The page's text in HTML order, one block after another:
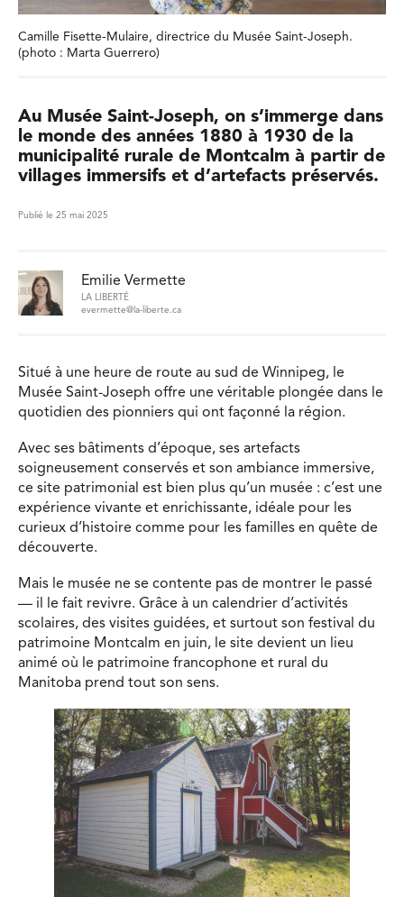
Camille Fisette-Mulaire, directrice du Musée Saint-Joseph.
(photo : Marta Guerrero)
Au Musée Saint-Joseph, on s’immerge dans
le monde des années 1880 à 1930 de la
municipalité rurale de Montcalm à partir de
villages immersifs et d’artefacts préservés.
Publié le 25 mai 2025
Emilie Vermette
LA LIBERTÉ
evermette@la-liberte.ca
Situé à une heure de route au sud de Winnipeg, le
Musée Saint-Joseph offre une véritable plongée dans le
quotidien des pionniers qui ont façonné la région.
Avec ses bâtiments d’époque, ses artefacts
soigneusement conservés et son ambiance immersive,
ce site patrimonial est bien plus qu’un musée : c’est une
expérience vivante et enrichissante, idéale pour les
curieux d’histoire comme pour les familles en quête de
découverte.
Mais le musée ne se contente pas de montrer le passé
— il le fait revivre. Grâce à un calendrier d’activités
scolaires, des visites guidées, et surtout son festival du
patrimoine Montcalm en juin, le site devient un lieu
animé où le patrimoine francophone et rural du
Manitoba prend tout son sens.